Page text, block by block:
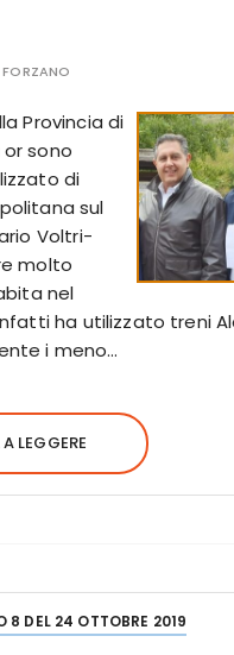
FORZANO
Provincia di
sono
di
sul
Voltri-
molto
nel
ha utilizzato treni
i meno…
LEGGERE
8 DEL 24 OTTOBRE 2019